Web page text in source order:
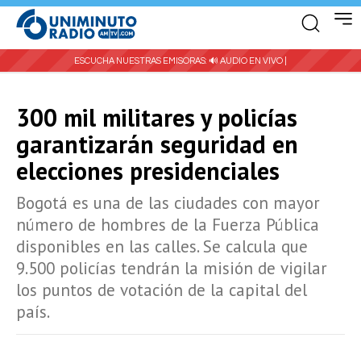
ESCUCHA NUESTRAS EMISORAS: 🔊 AUDIO EN VIVO |
300 mil militares y policías
garantizarán seguridad en
elecciones presidenciales
Bogotá es una de las ciudades con mayor
número de hombres de la Fuerza Pública
disponibles en las calles. Se calcula que
9.500 policías tendrán la misión de vigilar
los puntos de votación de la capital del
país.